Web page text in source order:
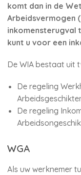
komt dan in de
Arbeidsvermogen
inkomensterugval
kunt u voor een
De WIA bestaat uit
De regeling
De regeling
WGA
Als uw werknemer